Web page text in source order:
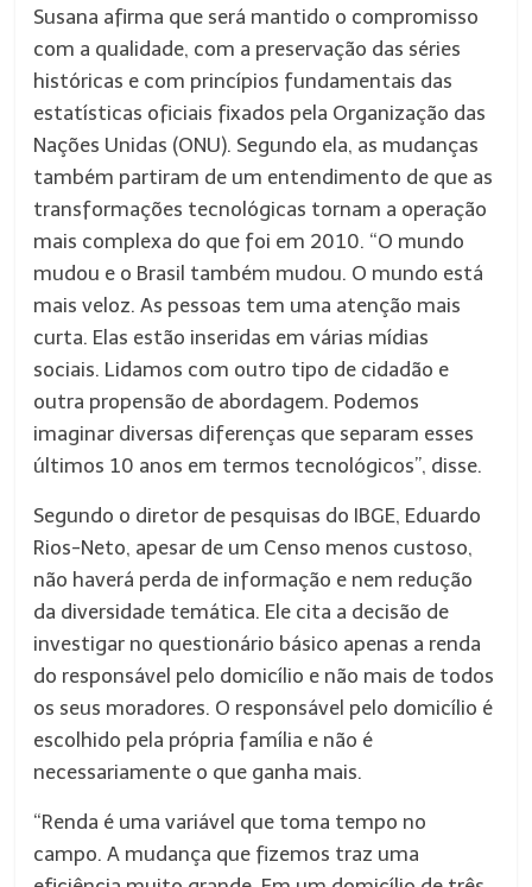
Susana afirma que será mantido o compromisso
com a qualidade, com a preservação das séries
históricas e com princípios fundamentais das
estatísticas oficiais fixados pela Organização das
Nações Unidas (ONU). Segundo ela, as mudanças
também partiram de um entendimento de que as
transformações tecnológicas tornam a operação
mais complexa do que foi em 2010. “O mundo
mudou e o Brasil também mudou. O mundo está
mais veloz. As pessoas tem uma atenção mais
curta. Elas estão inseridas em várias mídias
sociais. Lidamos com outro tipo de cidadão e
outra propensão de abordagem. Podemos
imaginar diversas diferenças que separam esses
últimos 10 anos em termos tecnológicos”, disse.
Segundo o diretor de pesquisas do IBGE, Eduardo
Rios-Neto, apesar de um Censo menos custoso,
não haverá perda de informação e nem redução
da diversidade temática. Ele cita a decisão de
investigar no questionário básico apenas a renda
do responsável pelo domicílio e não mais de todos
os seus moradores. O responsável pelo domicílio é
escolhido pela própria família e não é
necessariamente o que ganha mais.
“Renda é uma variável que toma tempo no
campo. A mudança que fizemos traz uma